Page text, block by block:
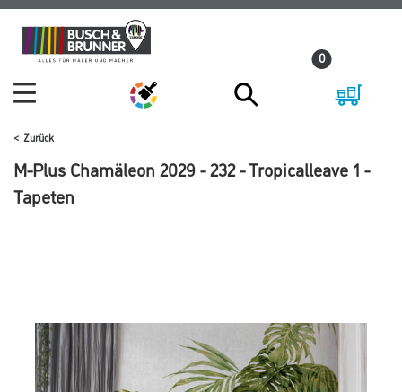
Zum
Inhalt
Zum
Navigationsmenü
0
Zurück
M-Plus Chamäleon 2029 - 232 - Tropicalleave 1 -
Tapeten